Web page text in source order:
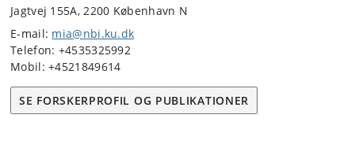
Jagtvej 155A, 2200 København N
E-mail: mia@nbi.ku.dk
Telefon: +4535325992
Mobil: +4521849614
SE FORSKERPROFIL OG PUBLIKATIONER